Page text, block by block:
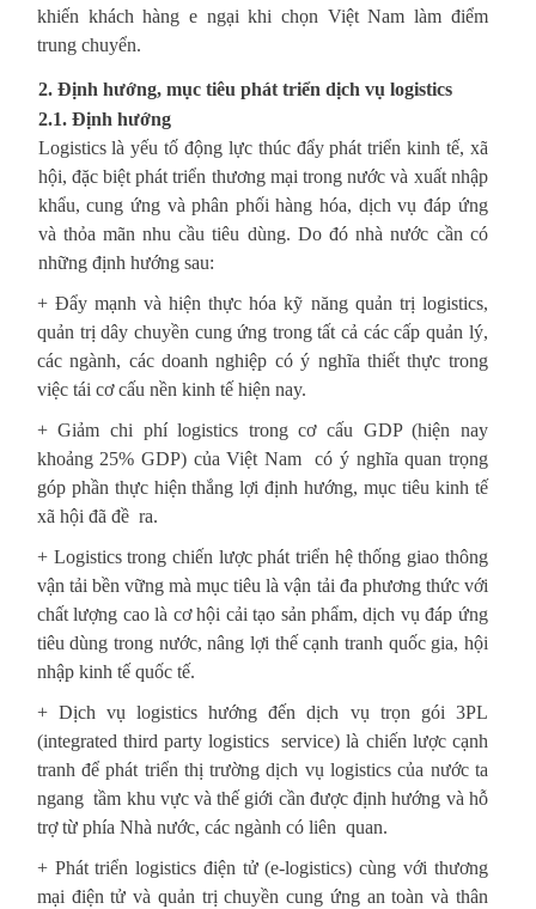
khiến khách hàng e ngại khi chọn Việt Nam làm điểm
trung chuyển.
2. Định hướng, mục tiêu phát triển dịch vụ logistics
2.1. Định hướng
Logistics là yếu tố động lực thúc đẩy phát triển kinh tế, xã
hội, đặc biệt phát triển thương mại trong nước và xuất nhập
khẩu, cung ứng và phân phối hàng hóa, dịch vụ đáp ứng
và thỏa mãn nhu cầu tiêu dùng. Do đó nhà nước cần có
những định hướng sau:
+ Đẩy mạnh và hiện thực hóa kỹ năng quản trị logistics,
quản trị dây chuyền cung ứng trong tất cả các cấp quản lý,
các ngành, các doanh nghiệp có ý nghĩa thiết thực trong
việc tái cơ cấu nền kinh tế hiện nay.
+ Giảm chi phí logistics trong cơ cấu GDP (hiện nay
khoảng 25% GDP) của Việt Nam có ý nghĩa quan trọng
góp phần thực hiện thắng lợi định hướng, mục tiêu kinh tế
xã hội đã đề ra.
+ Logistics trong chiến lược phát triển hệ thống giao thông
vận tải bền vững mà mục tiêu là vận tải đa phương thức với
chất lượng cao là cơ hội cải tạo sản phẩm, dịch vụ đáp ứng
tiêu dùng trong nước, nâng lợi thế cạnh tranh quốc gia, hội
nhập kinh tế quốc tế.
+ Dịch vụ logistics hướng đến dịch vụ trọn gói 3PL
(integrated third party logistics service) là chiến lược cạnh
tranh để phát triển thị trường dịch vụ logistics của nước ta
ngang tầm khu vực và thế giới cần được định hướng và hỗ
trợ từ phía Nhà nước, các ngành có liên quan.
+ Phát triển logistics điện tử (e-logistics) cùng với thương
mại điện tử và quản trị chuyền cung ứng an toàn và thân